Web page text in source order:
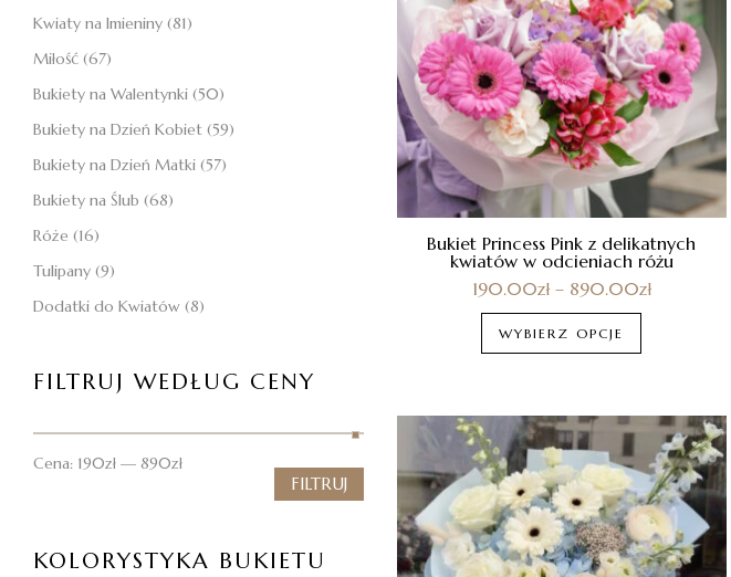
Kwiaty na Imieniny (81)
Miłość (67)
Bukiety na Walentynki (50)
Bukiety na Dzień Kobiet (59)
Bukiety na Dzień Matki (57)
Bukiety na Ślub (68)
Róże (16)
Tulipany (9)
Dodatki do Kwiatów (8)
FILTRUJ WEDŁUG CENY
FILTRUJ
Cena: 190zł — 890zł
KOLORYSTYKA BUKIETU
Bukiet Princess Pink z delikatnych
kwiatów w odcieniach różu
190.00zł– 890.00zł
WYBIERZ OPCJE